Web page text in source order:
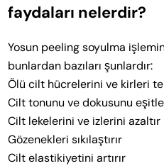
faydaları nelerdir?
Yosun peeling soyulma
bunlardan bazıları şunlardır:
Ölü cilt hücrelerini ve kirleri
Cilt tonunu ve dokusunu
Cilt lekelerini ve izlerini azaltır
Gözenekleri sıkılaştırır
Cilt elastikiyetini artırır